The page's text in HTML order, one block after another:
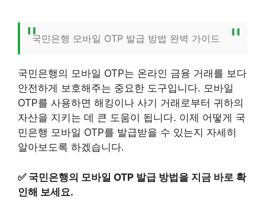
국민은행 모바일 OTP 발급 방법 완벽 가이드
국민은행의 모바일 OTP는 온라인 금융 거래를 보다
안전하게 보호해주는 중요한 도구입니다. 모바일
OTP를 사용하면 해킹이나 사기 거래로부터 귀하의
자산을 지키는 데 큰 도움이 됩니다. 이제 어떻게 국
민은행 모바일 OTP를 발급받을 수 있는지 자세히
알아보도록 하겠습니다.
✅ 국민은행의 모바일 OTP 발급 방법을 지금 바로 확
인해 보세요.